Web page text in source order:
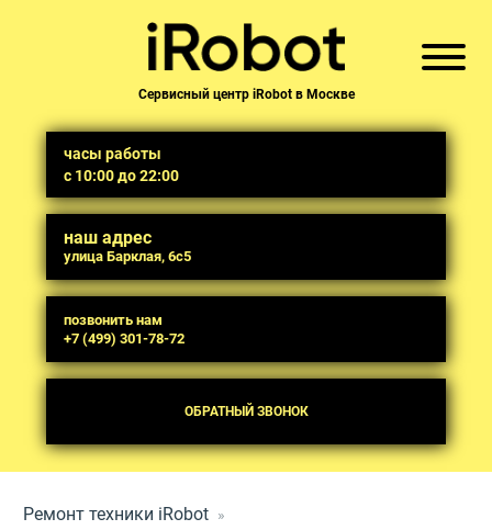
Сервисный центр iRobot в Москве
часы работы
с 10:00 до 22:00
наш адрес
улица Барклая, 6с5
позвонить нам
+7 (499) 301-78-72
ОБРАТНЫЙ ЗВОНОК
Ремонт техники iRobot